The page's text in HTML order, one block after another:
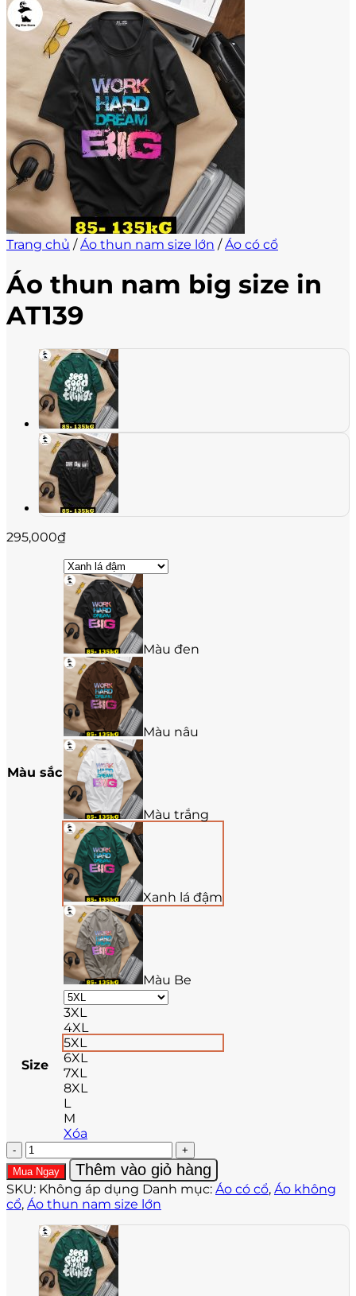
Trang chủ / Áo thun nam size lớn / Áo có cổ
Áo thun nam big size in
AT139
295,000₫
Màu sắc
Màu đen
Màu nâu
Màu trắng
Xanh lá đậm
Màu Be
Size
3XL
4XL
5XL
6XL
7XL
8XL
L
M
Xóa
Áo
thun
nam
big
size
AT139
lượng
Mua Ngay Thêm vào giỏ hàng
SKU: Không áp dụng Danh mục: Áo có cổ, Áo không
cổ, Áo thun nam size lớn